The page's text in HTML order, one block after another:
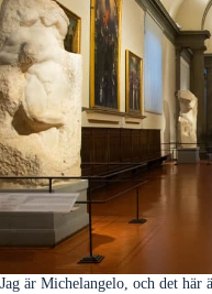
Jag är Michelangelo, och det här